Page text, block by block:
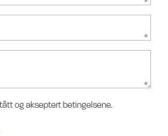
og akseptert betingelsene.